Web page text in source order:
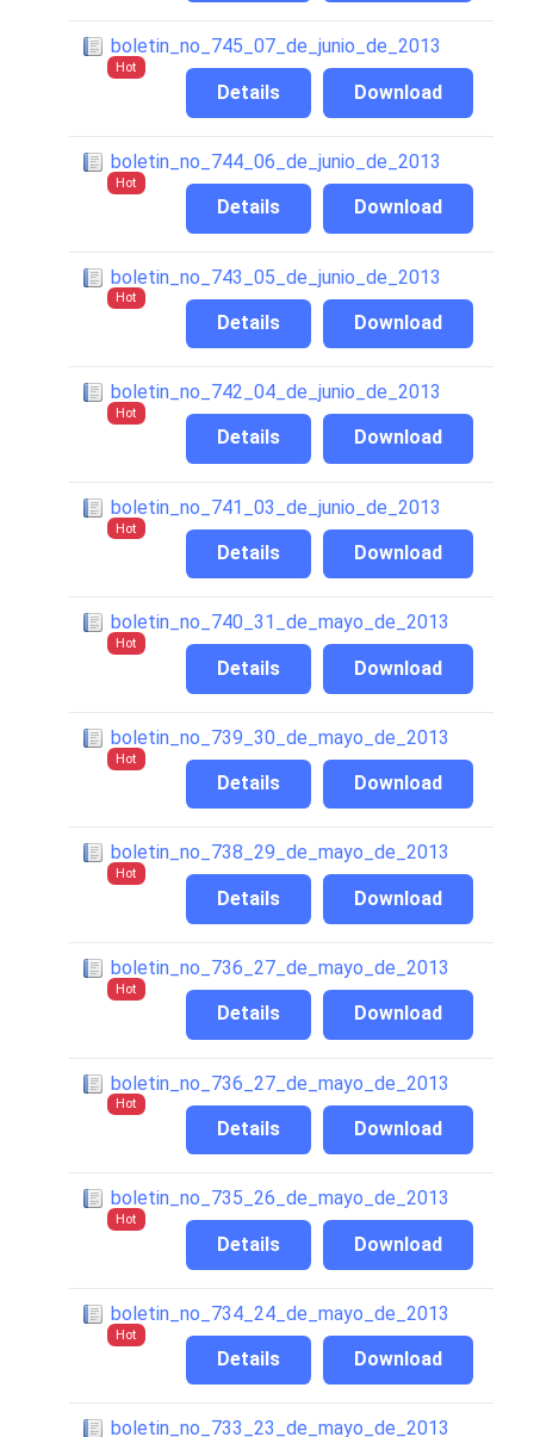
boletin_no_745_07_de_junio_de_2013
Hot
Download
Details
boletin_no_744_06_de_junio_de_2013
Hot
Download
Details
boletin_no_743_05_de_junio_de_2013
Hot
Download
Details
boletin_no_742_04_de_junio_de_2013
Hot
Download
Details
boletin_no_741_03_de_junio_de_2013
Hot
Download
Details
boletin_no_740_31_de_mayo_de_2013
Hot
Download
Details
boletin_no_739_30_de_mayo_de_2013
Hot
Download
Details
boletin_no_738_29_de_mayo_de_2013
Hot
Download
Details
boletin_no_736_27_de_mayo_de_2013
Hot
Download
Details
boletin_no_736_27_de_mayo_de_2013
Hot
Download
Details
boletin_no_735_26_de_mayo_de_2013
Hot
Download
Details
boletin_no_734_24_de_mayo_de_2013
Hot
Download
Details
boletin_no_733_23_de_mayo_de_2013